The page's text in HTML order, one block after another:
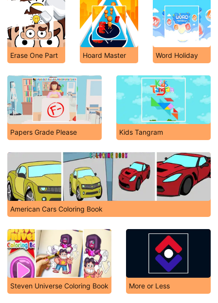
Erase One Part Hoard Master Word Holiday
Papers Grade Please Kids Tangram
American Cars Coloring Book
Steven Universe Coloring Book More or Less